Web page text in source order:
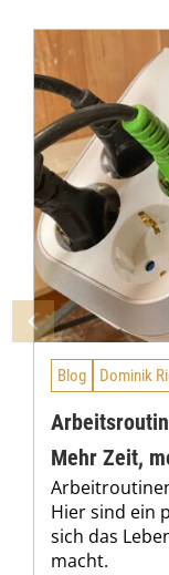
Blog Dominik
Mehr Zeit,
Hier sind ein
sich das
macht.